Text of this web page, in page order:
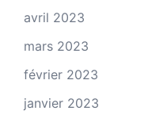
avril 2023
mars 2023
février 2023
janvier 2023